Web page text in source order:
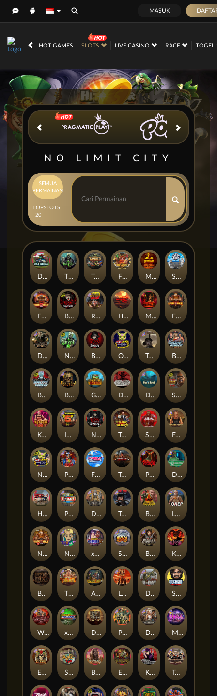
MASUK
HOT GAMES SLOTS LIVE CASINO RACE TOGEL
IDR
NO LIMIT CITY
SEMUA
PERMAINAN
TOP
20
SLOTS
Nexus Blood & Shadow
Seamen
Kill Em All
Blood Diamond
Duck Hunters Fire in the Hole 3
Dead, Dead, or Deader
Nexus Fire In The Hole xBomb
Highway to Hell
Dead Men Walking
Tsar Wars
Brute Force
Home of the Brave
Mental 2
Tombstone Slaughter
San Quentin 2: Death Row
Blood & Shadow
Blood & Shadow 2
Mental
Skate or Die
Stockholm Syndrome
The Crypt
Apocalypse Super xNudge
Outsourced
Punk Rocker 2
Deadwood R.I.P
Beheaded
Bangkok Hilton
Brute Force: Alien Onslaught
Nexus Outsourced
Nexus The Crypt
Gator Hunters
Loner
Kenneth Must Die
Tombstone RIP
Fire in the Hole 2
Tanked
Fire In The Hole xBomb
Tombstone No Mercy
Folsom Prison
Das xBoot
Road Rage
xWays Hoarder 2
Nine To Five Bounty Hunters xNudge®
El Pasa Gunfight xNudge
Warrior Graveyard xNudge
Flight Mode
Little Bighorn
Evil Goblins xBomb
San Quentin xWays
Serial
Punk Toilet
Possessed
Deadwood xNudge
Disturbed
Buffalo Hunter
Milky Ways
Pearl Harbor
Infectious 5 xWays
Dead Canary
True Grit Redemption
xWays Hoarder xSplit
Karen Maneater
D Day
The Border